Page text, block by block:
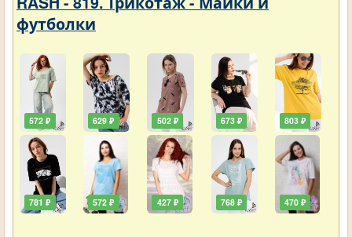
футболки
572 ₽
781 ₽
629 ₽
572 ₽
502 ₽
427 ₽
673 ₽
768 ₽
803 ₽
470 ₽